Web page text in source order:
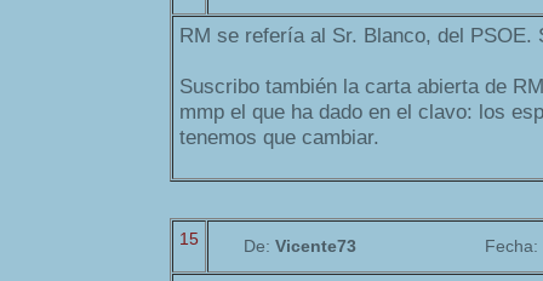
RM se refería al Sr. Blanco, del PSOE.
Suscribo también la carta abierta de
mmp el que ha dado en el clavo: los
tenemos que cambiar.
15 De: Vicente73 Fecha: